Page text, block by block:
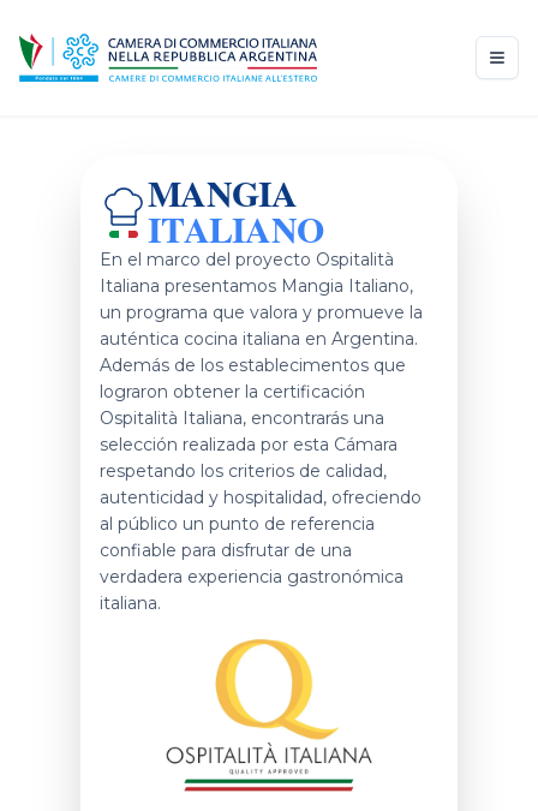
MANGIA
ITALIANO
En el marco del proyecto Ospitalità
Italiana presentamos Mangia Italiano,
un programa que valora y promueve la
auténtica cocina italiana en Argentina.
Además de los establecimentos que
lograron obtener la certificación
Ospitalità Italiana, encontrarás una
selección realizada por esta Cámara
respetando los criterios de calidad,
autenticidad y hospitalidad, ofreciendo
al público un punto de referencia
confiable para disfrutar de una
verdadera experiencia gastronómica
italiana.